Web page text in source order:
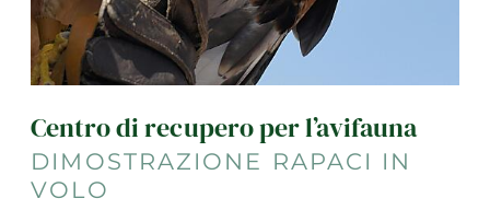
Centro di recupero per l’avifauna
DIMOSTRAZIONE RAPACI IN
VOLO